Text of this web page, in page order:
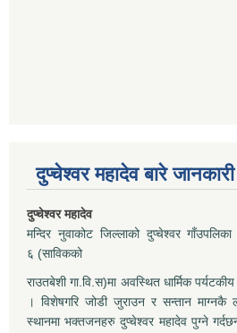
दुप्चेश्वर महादेव बारे जानकारी
दुप्चेश्वर महादेव
मन्दिर नुवाकोट जिल्लाको दुप्चेश्वर
६ (साविकको
राउतबेशी गा.वि.स)मा अवस्थित धार्मिक
। विशेषगरि जोडी जुराउन र सन्तान माग्नकै
स्थानमा भक्तजनहरु दुप्चेश्वर महादेव पुग्ने